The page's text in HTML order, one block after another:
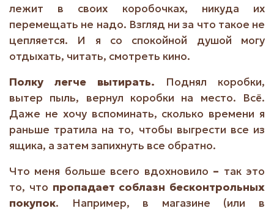
лежит в своих коробочках, никуда их
перемещать не надо. Взгляд ни за что такое не
цепляется. И я со спокойной душой могу
отдыхать, читать, смотреть кино.
Полку легче вытирать. Поднял коробки,
вытер пыль, вернул коробки на место. Всё.
Даже не хочу вспоминать, сколько времени я
раньше тратила на то, чтобы выгрести все из
ящика, а затем запихнуть все обратно.
Что меня больше всего вдохновило – так это
то, что пропадает соблазн бесконтрольных
покупок. Например, в магазине (или в